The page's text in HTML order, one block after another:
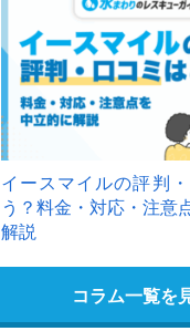
イースマイルの評判
う？料金・対応・注意
解説
コラム一覧を